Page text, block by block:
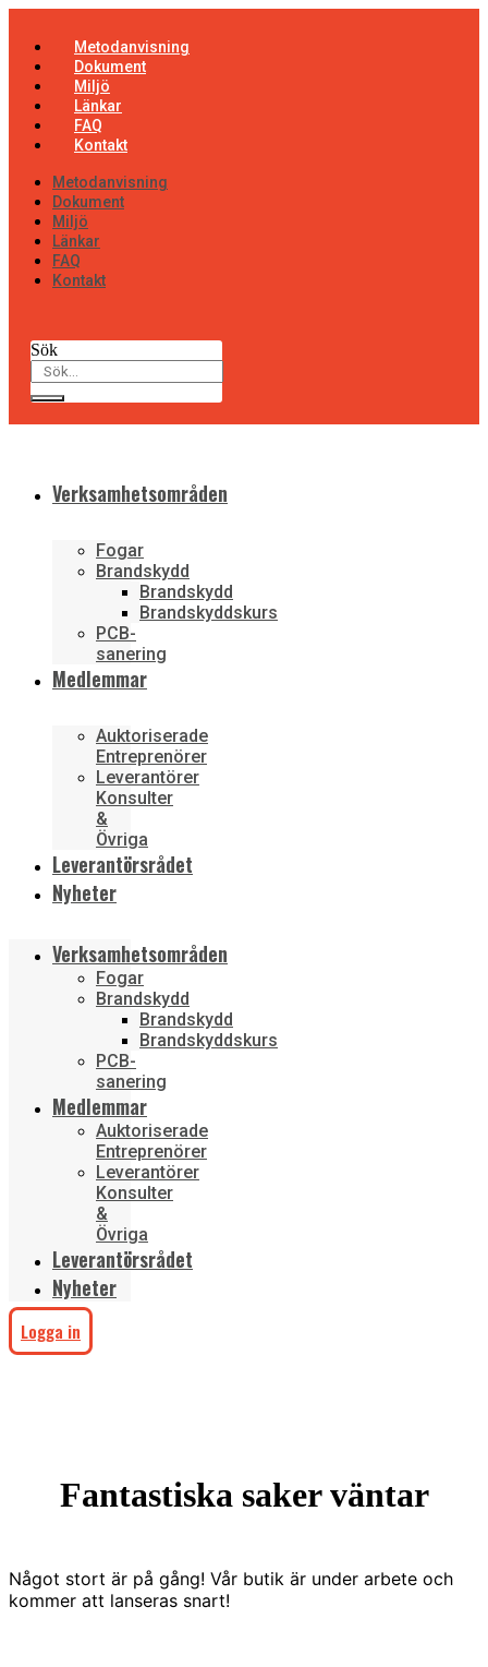
innehåll
Metodanvisning
Dokument
Miljö
Länkar
FAQ
Kontakt
Metodanvisning
Dokument
Miljö
Länkar
FAQ
Kontakt
Sök
Verksamhetsområden
Fogar
Brandskydd
Brandskydd
Brandskyddskurs
PCB-
sanering
Medlemmar
Auktoriserade
Entreprenörer
Leverantörer
Konsulter
&
Övriga
Leverantörsrådet
Nyheter
Verksamhetsområden
Fogar
Brandskydd
Brandskydd
Brandskyddskurs
PCB-
sanering
Medlemmar
Auktoriserade
Entreprenörer
Leverantörer
Konsulter
&
Övriga
Leverantörsrådet
Nyheter
Logga in
Fantastiska saker väntar
Något stort är på gång! Vår butik är under arbete och
kommer att lanseras snart!